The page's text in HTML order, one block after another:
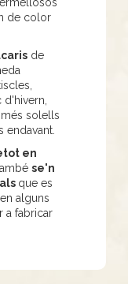
de color
de
solells
en
se'n
que es
alguns
a fabricar